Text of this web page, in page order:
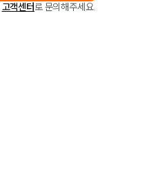
고객센터로 문의해주세요.